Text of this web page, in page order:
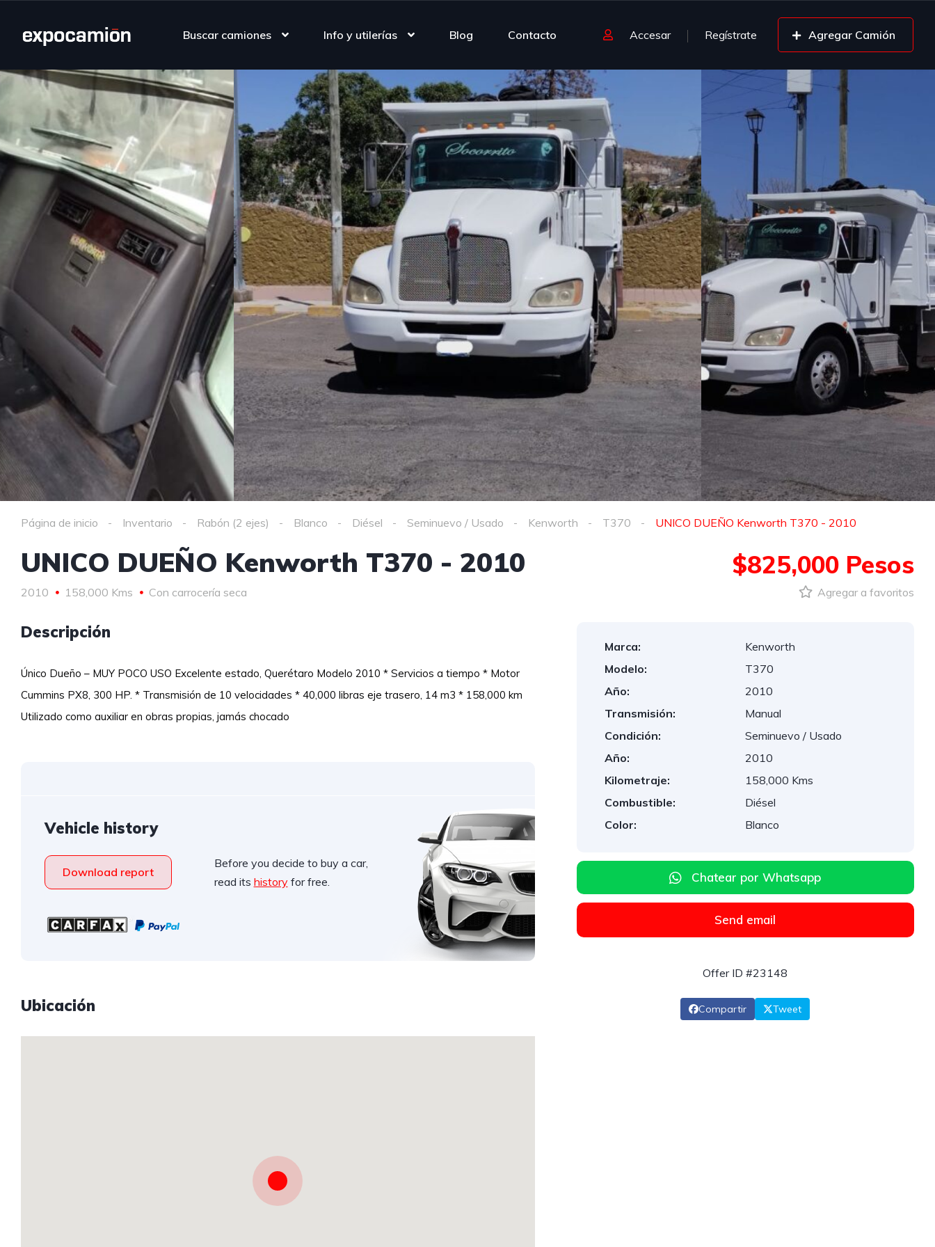
Buscar camiones Info y utilerías Blog Contacto Accesar Regístrate Agregar Camión
Página de inicio Inventario Rabón (2 ejes) Blanco Diésel Seminuevo / Usado Kenworth T370 UNICO DUEÑO Kenworth T370 - 2010
UNICO DUEÑO Kenworth T370 - 2010
2010 158,000 Kms Con carrocería seca
$825,000 Pesos
Agregar a favoritos
Descripción
Único Dueño – MUY POCO USO Excelente estado, Querétaro Modelo 2010 * Servicios a tiempo * Motor
Cummins PX8, 300 HP. * Transmisión de 10 velocidades * 40,000 libras eje trasero, 14 m3 * 158,000 km
Utilizado como auxiliar en obras propias, jamás chocado
Vehicle history
Download report
Before you decide to buy a car,
read its historyfor free.
Ubicación
Marca:
Kenworth
Modelo:
T370
Año:
2010
Transmisión:
Manual
Condición:
Seminuevo / Usado
Año:
2010
Kilometraje:
158,000 Kms
Combustible:
Diésel
Color:
Blanco
Chatear por Whatsapp
Send email
Offer ID #23148
Compartir Tweet